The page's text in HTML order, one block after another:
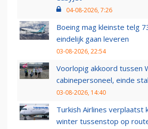
04-08-2026, 7:26
Boeing mag kleinste telg
eindelijk gaan leveren
03-08-2026, 22:54
Voorlopig akkoord tussen
cabinepersoneel, einde
03-08-2026, 14:40
Turkish Airlines verplaatst
winter tussenstop op